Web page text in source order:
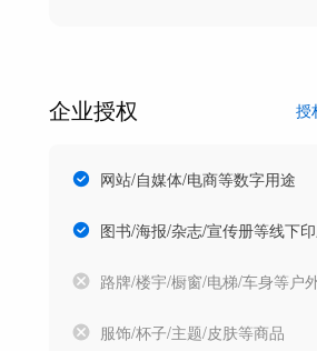
企业授权 授
网站/自媒体/电商等数字用途
图书/海报/杂志/宣传册等线下
路牌/楼宇/橱窗/电梯/车身等户
服饰/杯子/主题/皮肤等商品